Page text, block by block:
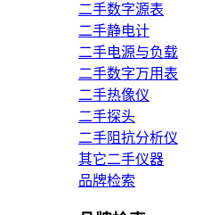
二手数字源表
二手静电计
二手电源与负载
二手数字万用表
二手热像仪
二手探头
二手阻抗分析仪
其它二手仪器
品牌检索